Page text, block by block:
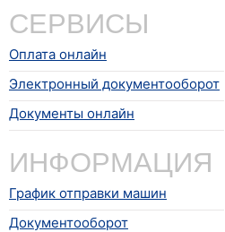
СЕРВИСЫ
Оплата онлайн
Электронный документооборот
Документы онлайн
ИНФОРМАЦИЯ
График отправки машин
Документооборот